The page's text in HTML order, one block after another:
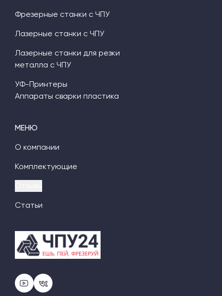
МЕНЮ
О компании
Комплектующие
Статьи
Фрезерные станки с ЧПУ
Лазерные станки с ЧПУ
Лазерные станки для резки
металла с ЧПУ
УФ-Принтеры
Аппараты сварки пластика